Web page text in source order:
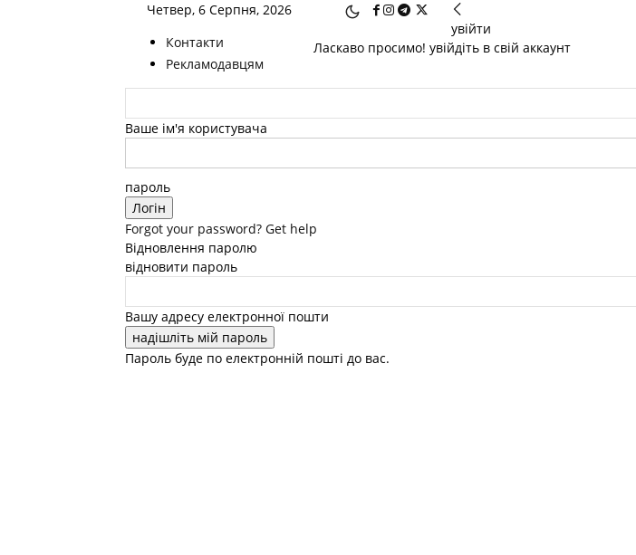
Четвер, 6 Серпня, 2026
Контакти
Рекламодавцям
увійти
Ласкаво просимо! увійдіть в свій аккаунт
Ваше ім'я користувача
пароль
Forgot your password? Get help
Відновлення паролю
відновити пароль
Вашу адресу електронної пошти
Пароль буде по електронній пошті до вас.